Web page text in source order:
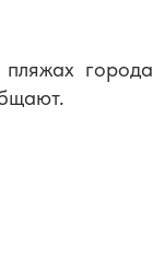
города